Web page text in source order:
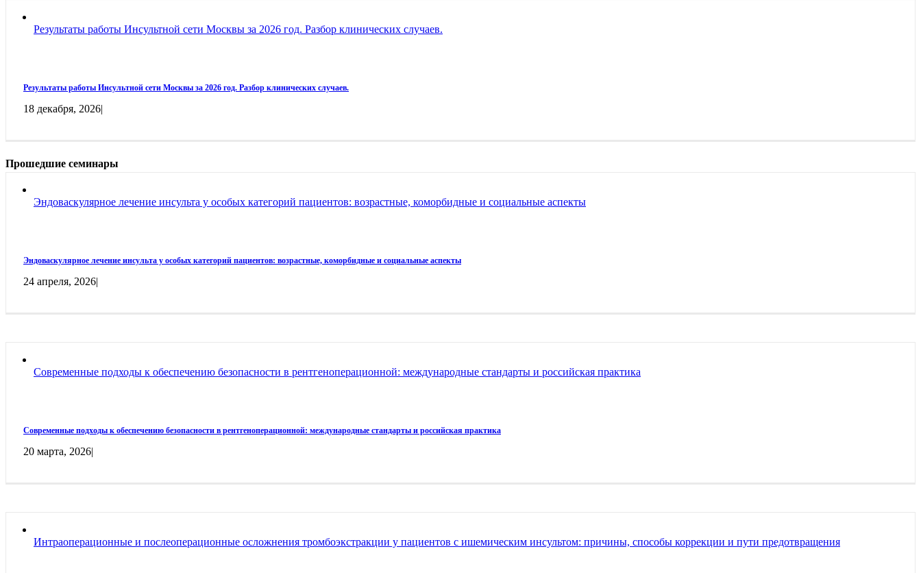
Результаты работы Инсультной сети Москвы за 2026 год. Разбор клинических случаев.
Результаты работы Инсультной сети Москвы за 2026 год. Разбор клинических случаев.
18 декабря, 2026|
Прошедшие семинары
Эндоваскулярное лечение инсульта у особых категорий пациентов: возрастные, коморбидные и социальные аспекты
Эндоваскулярное лечение инсульта у особых категорий пациентов: возрастные, коморбидные и социальные аспекты
24 апреля, 2026|
Современные подходы к обеспечению безопасности в рентгеноперационной: международные стандарты и российская практика
Современные подходы к обеспечению безопасности в рентгеноперационной: международные стандарты и российская практика
20 марта, 2026|
Интраоперационные и послеоперационные осложнения тромбоэкстракции у пациентов с ишемическим инсультом: причины, способы коррекции и пути предотвращения